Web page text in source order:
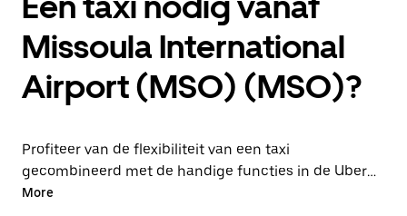
Missoula International
Airport (MSO) (MSO)?
Profiteer van de flexibiliteit van een taxi
gecombineerd met de handige functies in de Uber-
app door via Uber van of naar de luchthaven MSO te
More